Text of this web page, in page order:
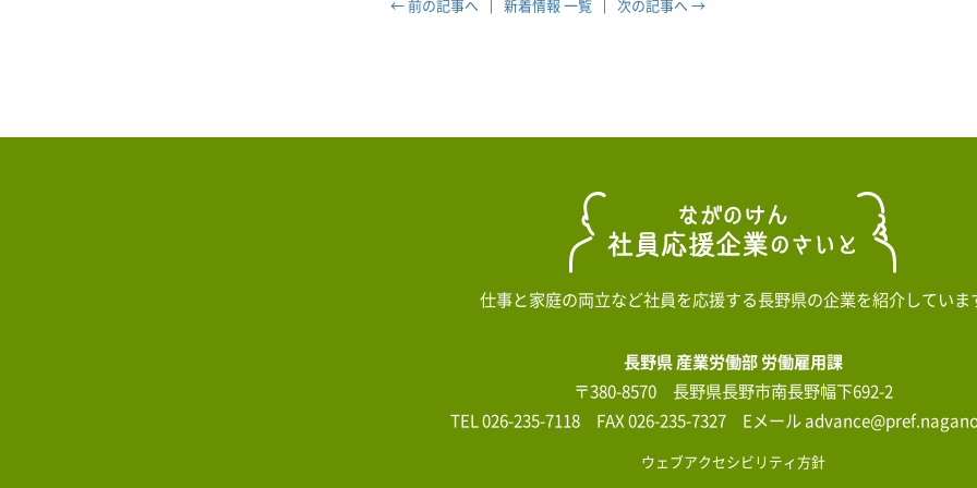
← 前の記事へ 新着情報 一覧 次の記事へ →
仕事と家庭の両立など社員を応援する長野県の企業を紹介していま
長野県 産業労働部 労働雇用課
〒380-8570 長野県長野市南長野幅下692-2
TEL 026-235-7118 FAX 026-235-7327 Eメール
ウェブアクセシビリティ方針